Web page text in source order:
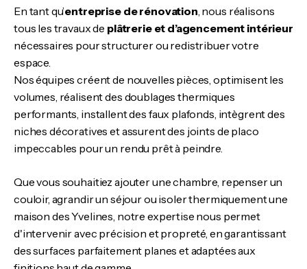
En tant qu’entreprise de rénovation, nous réalisons
tous les travaux de plâtrerie et d’agencement intérieur
nécessaires pour structurer ou redistribuer votre
espace.
Nos équipes créent de nouvelles pièces, optimisent les
volumes, réalisent des doublages thermiques
performants, installent des faux plafonds, intègrent des
niches décoratives et assurent des joints de placo
impeccables pour un rendu prêt à peindre.
Que vous souhaitiez ajouter une chambre, repenser un
couloir, agrandir un séjour ou isoler thermiquement une
maison des Yvelines, notre expertise nous permet
d'intervenir avec précision et propreté, en garantissant
des surfaces parfaitement planes et adaptées aux